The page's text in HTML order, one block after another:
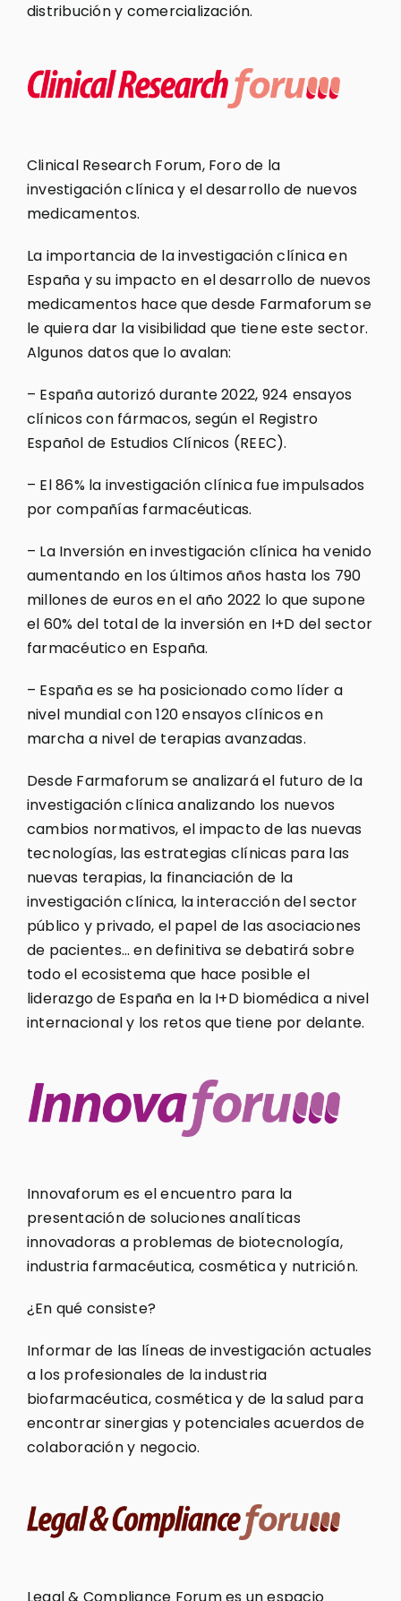
distribución y comercialización.
Clinical Research Forum, Foro de la
investigación clínica y el desarrollo de nuevos
medicamentos.
La importancia de la investigación clínica en
España y su impacto en el desarrollo de nuevos
medicamentos hace que desde Farmaforum se
le quiera dar la visibilidad que tiene este sector.
Algunos datos que lo avalan:
– España autorizó durante 2022, 924 ensayos
clínicos con fármacos, según el Registro
Español de Estudios Clínicos (REEC).
– El 86% la investigación clínica fue impulsados
por compañías farmacéuticas.
– La Inversión en investigación clínica ha venido
aumentando en los últimos años hasta los 790
millones de euros en el año 2022 lo que supone
el 60% del total de la inversión en I+D del sector
farmacéutico en España.
– España es se ha posicionado como líder a
nivel mundial con 120 ensayos clínicos en
marcha a nivel de terapias avanzadas.
Desde Farmaforum se analizará el futuro de la
investigación clínica analizando los nuevos
cambios normativos, el impacto de las nuevas
tecnologías, las estrategias clínicas para las
nuevas terapias, la financiación de la
investigación clínica, la interacción del sector
público y privado, el papel de las asociaciones
de pacientes… en definitiva se debatirá sobre
todo el ecosistema que hace posible el
liderazgo de España en la I+D biomédica a nivel
internacional y los retos que tiene por delante.
Innovaforum es el encuentro para la
presentación de soluciones analíticas
innovadoras a problemas de biotecnología,
industria farmacéutica, cosmética y nutrición.
¿En qué consiste?
Informar de las líneas de investigación actuales
a los profesionales de la industria
biofarmacéutica, cosmética y de la salud para
encontrar sinergias y potenciales acuerdos de
colaboración y negocio.